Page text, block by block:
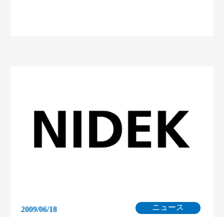
2009/06/18 ニュース